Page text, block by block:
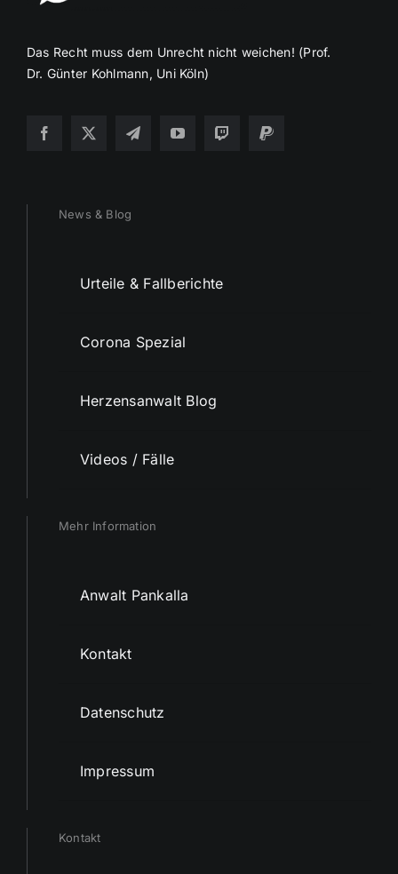
Das Recht muss dem Unrecht nicht weichen! (Prof.
Dr. Günter Kohlmann, Uni Köln)
News & Blog
Urteile & Fallberichte
Corona Spezial
Herzensanwalt Blog
Videos / Fälle
Mehr Information
Anwalt Pankalla
Kontakt
Datenschutz
Impressum
Kontakt